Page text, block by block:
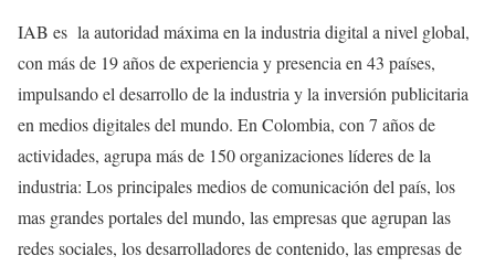
IAB es la autoridad máxima en la industria digital a nivel global,
con más de 19 años de experiencia y presencia en 43 países,
impulsando el desarrollo de la industria y la inversión publicitaria
en medios digitales del mundo. En Colombia, con 7 años de
actividades, agrupa más de 150 organizaciones líderes de la
industria: Los principales medios de comunicación del país, los
mas grandes portales del mundo, las empresas que agrupan las
redes sociales, los desarrolladores de contenido, las empresas de